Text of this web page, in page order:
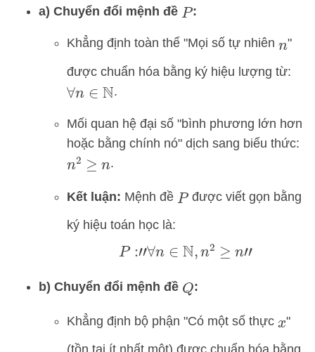
a) Chuyển đổi mệnh đề P:
Khẳng định toàn thể "Mọi số tự nhiên n"
được chuẩn hóa bằng ký hiệu lượng từ:
∀n ∈ N .
Mối quan hệ đại số "bình phương lớn hơn
hoặc bằng chính nó" dịch sang biểu thức:
n2 ≥n .
Kết luận: Mệnh đề P được viết gọn bằng
ký hiệu toán học là:
P:"∀n∈N,n2 ≥n "
b) Chuyển đổi mệnh đề Q:
Khẳng định bộ phận "Có một số thực x"